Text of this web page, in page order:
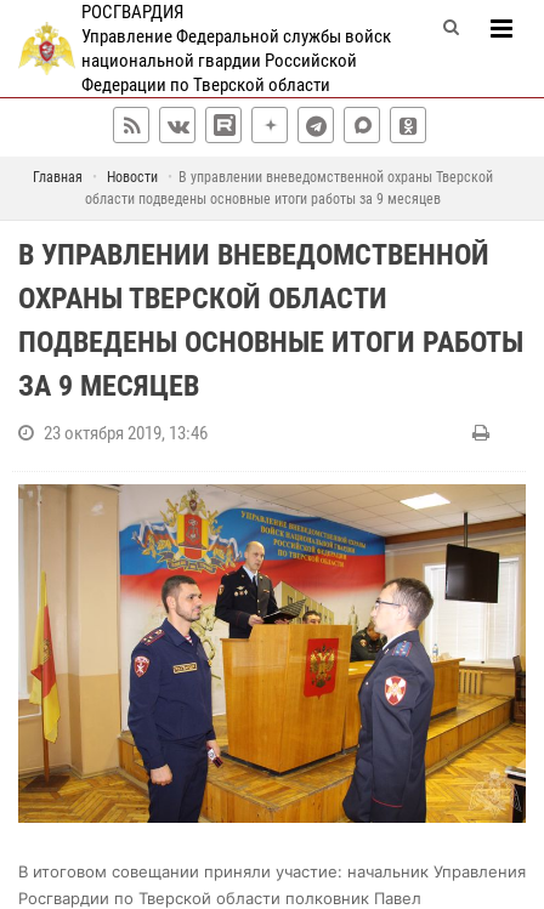
РОСГВАРДИЯ
Управление Федеральной службы войск
национальной гвардии Российской
Федерации по Тверской области
Главная Новости
В управлении вневедомственной охраны Тверской
области подведены основные итоги работы за 9 месяцев
В УПРАВЛЕНИИ ВНЕВЕДОМСТВЕННОЙ
ОХРАНЫ ТВЕРСКОЙ ОБЛАСТИ
ПОДВЕДЕНЫ ОСНОВНЫЕ ИТОГИ РАБОТЫ
ЗА 9 МЕСЯЦЕВ
23 октября 2019, 13:46
В итоговом совещании приняли участие: начальник Управления
Росгвардии по Тверской области полковник Павел